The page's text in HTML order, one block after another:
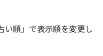
順」で表示順を変更し